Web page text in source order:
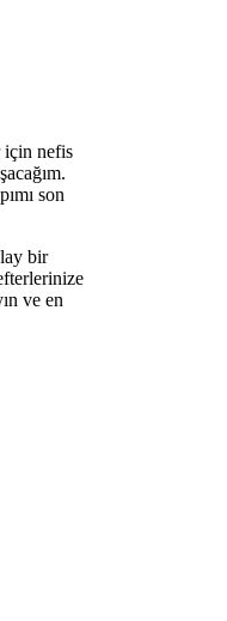
için nefis
son
bir
ve en